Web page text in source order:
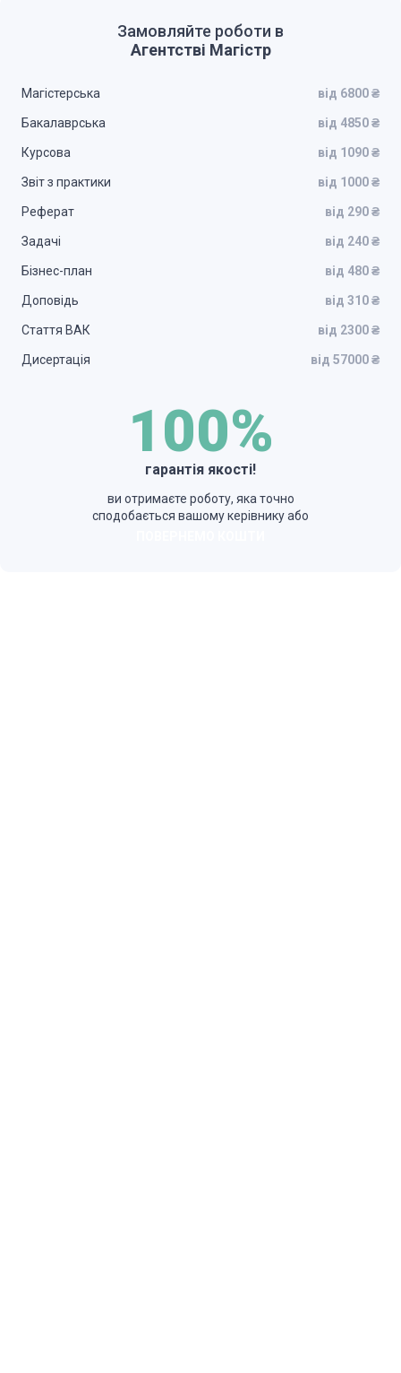
Замовляйте роботи в
Агентстві Магістр
Магістерська від 6800 ₴
Бакалаврська від 4850 ₴
Курсова від 1090 ₴
Звіт з практики від 1000 ₴
Реферат від 290 ₴
Задачі від 240 ₴
Бізнес-план від 480 ₴
Доповідь від 310 ₴
Стаття ВАК від 2300 ₴
Дисертація від 57000 ₴
100%
гарантія якості!
ви отримаєте роботу, яка точно
сподобається вашому керівнику або